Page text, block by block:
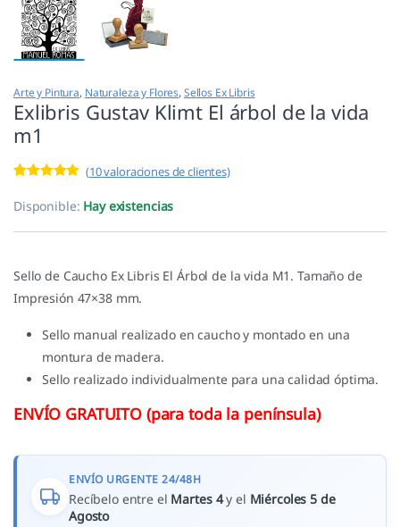
Arte y Pintura, Naturaleza y Flores, Sellos Ex Libris
Exlibris Gustav Klimt El árbol de la vida
m1
5.00de 5 en
base a
(10valoraciones de clientes)
Disponible: Hay existencias
Sello de Caucho Ex Libris El Árbol de la vida M1. Tamaño de
Impresión 47×38 mm.
Sello manual realizado en caucho y montado en una
montura de madera.
Sello realizado individualmente para una calidad óptima.
ENVÍO GRATUITO (para toda la península)
ENVÍO URGENTE 24/48H
Recíbelo entre el Martes 4y el Miércoles 5 de
Agosto